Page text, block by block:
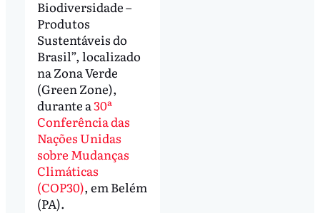
Biodiversidade –
Produtos
Sustentáveis do
Brasil”, localizado
na Zona Verde
(Green Zone),
durante a30ª
Conferência das
Nações Unidas
sobre Mudanças
Climáticas
(COP30), em Belém
(PA).